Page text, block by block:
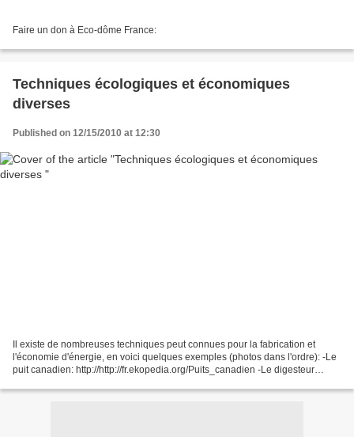
Faire un don à Eco-dôme France:
Techniques écologiques et économiques
diverses
Published on 12/15/2010 at 12:30
Il existe de nombreuses techniques peut connues pour la fabrication et
l'économie d'énergie, en voici quelques exemples (photos dans l'ordre): -Le
puit canadien: http://http://fr.ekopedia.org/Puits_canadien -Le digesteur
epuration-et-biogaz/...